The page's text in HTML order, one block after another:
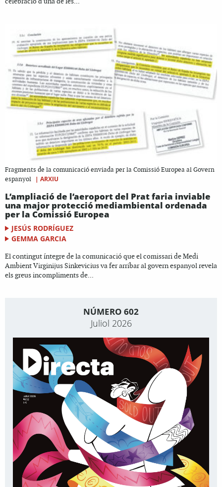
Fragments de la comunicació enviada per la Comissió Europea al Govern
espanyol
| ARXIU
L’ampliació de l’aeroport del Prat faria inviable
una major protecció mediambiental ordenada
per la Comissió Europea
JESÚS RODRÍGUEZ
GEMMA GARCIA
El contingut íntegre de la comunicació que el comissari de Medi
Ambient Virginijus Sinkevicius va fer arribar al govern espanyol revela
els greus incompliments de...
NÚMERO 602
Juliol 2026